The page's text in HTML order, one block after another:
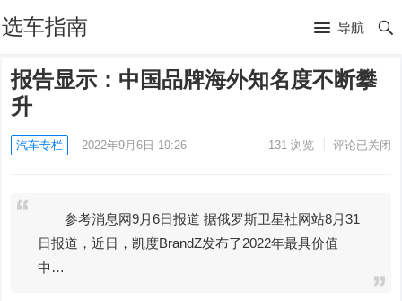
选车指南 导航
报告显示：中国品牌海外知名度不断攀
升
汽车专栏 2022年9月6日 19:26 131浏览 评论已关闭
参考消息网9月6日报道 据俄罗斯卫星社网站8月31
日报道，近日，凯度BrandZ发布了2022年最具价值
中…